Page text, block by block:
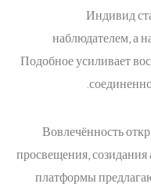
Индивид
наблюдателем, а
Подобное усиливает
Вовлечённость
просвещения,
платформы